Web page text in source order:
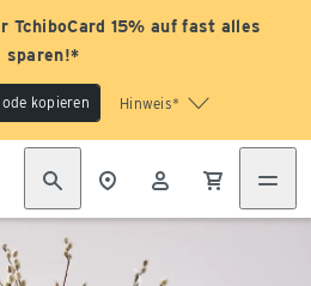
TchiboCard 15% auf fast alles
sparen!*
kopieren Hinweis*